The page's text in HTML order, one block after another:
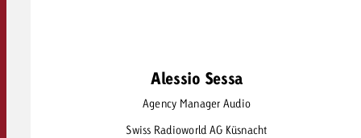
Alessio Sessa
Agency Manager Audio
Swiss Radioworld AG Küsnacht
Alessio Sessa
alessio.sessa@swissradioworld.ch